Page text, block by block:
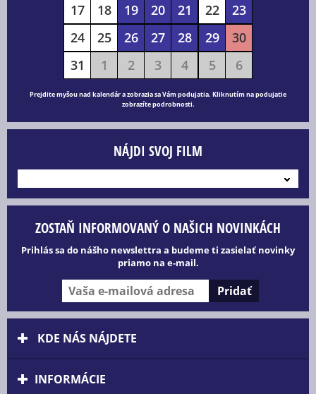
17
18 19 20 21 22
23
24
25 26 27 28 29
30
31
1 2 3 4 5 6
Prejdite myšou nad kalendár a zobrazia sa Vám podujatia. Kliknutím na podujatie
zobrazíte podrobnosti.
NÁJDI SVOJ FILM
ZOSTAŇ INFORMOVANÝ O NAŠICH NOVINKÁCH
Prihlás sa do nášho newslettra a budeme ti zasielať novinky
priamo na e-mail.
KDE NÁS NÁJDETE
INFORMÁCIE